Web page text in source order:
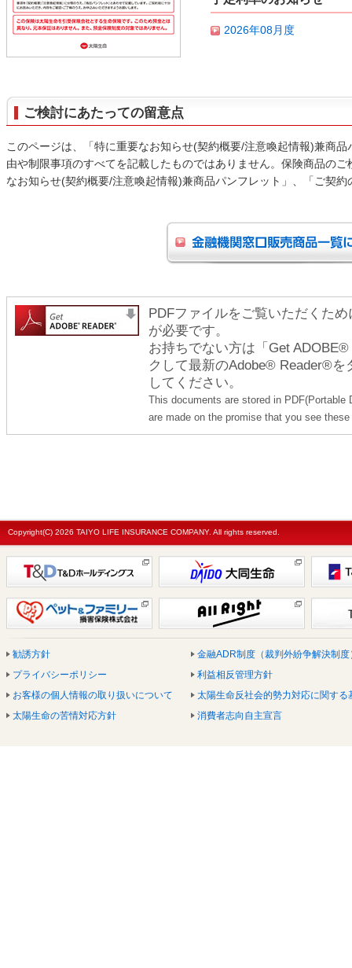
2026年08月度
ご検討にあたっての留意点
このページは、「特に重要なお知らせ(契約概要/注意喚起情報)兼商
由や制限事項のすべてを記載したものではありません。保険商品の
なお知らせ(契約概要/注意喚起情報)兼商品パンフレット」、「ご契
PDFファイルをご覧いただくた
が必要です。
お持ちでない方は「Get
クして最新のAdobe® Reader®
してください。
This documents are stored in
are made on the promise that you see
Copyright(C) 2026 TAIYO LIFE INSURANCE COMPANY. All rights reserved.
勧誘方針
プライバシーポリシー
お客様の個人情報の取り扱いについて
太陽生命の苦情対応方針
金融ADR制度（裁判外紛争解決制度
利益相反管理方針
太陽生命反社会的勢力対応に関する
消費者志向自主宣言